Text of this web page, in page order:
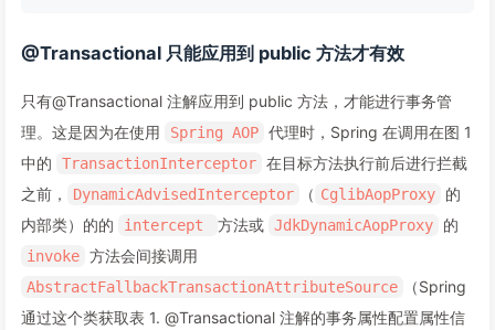
@Transactional 只能应用到 public 方法才有效
只有@Transactional 注解应用到 public 方法，才能进行事务管
理。这是因为在使用
Spring AOP 代理时，Spring 在调用在图 1
中的
TransactionInterceptor 在目标方法执行前后进行拦截
之前，
DynamicAdvisedInterceptor （ CglibAopProxy
的
内部类）的的
intercept 方法或 JdkDynamicAopProxy 的
invoke 方法会间接调用
AbstractFallbackTransactionAttributeSource
（Spring
通过这个类获取表 1. @Transactional 注解的事务属性配置属性信